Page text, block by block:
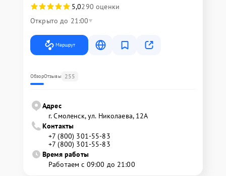
5,0290 оценки
Открыто до 21:00
Маршрут
ОбзорОтзывы 255
Адрес
г. Смоленск, ул. Николаева, 12А
Контакты
+7 (800) 301-55-83
+7 (800) 301-55-83
Время работы
Работаем с 09:00 до 21:00